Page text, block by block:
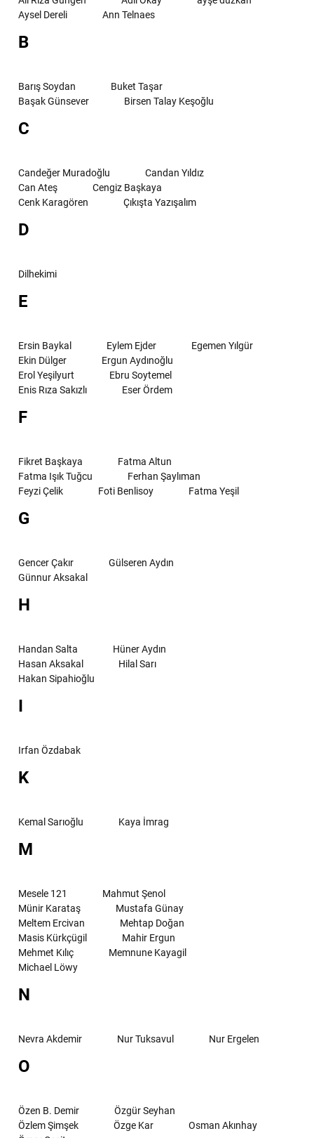
Aysel Dereli
Ann Telnaes
B
Barış Soydan
Buket Taşar
Başak Günsever
Birsen Talay Keşoğlu
C
Candeğer Muradoğlu
Candan Yıldız
Can Ateş
Cengiz Başkaya
Cenk Karagören
Çıkışta Yazışalım
D
Dilhekimi
E
Ersin Baykal Eylem Ejder
Egemen Yılgür
Ekin Dülger
Ergun Aydınoğlu
Erol Yeşilyurt
Ebru Soytemel
Enis Rıza Sakızlı
Eser Ördem
F
Fikret Başkaya
Fatma Altun
Fatma Işık Tuğcu
Ferhan Şaylıman
Feyzi Çelik
Foti Benlisoy Fatma Yeşil
G
Gencer Çakır
Gülseren Aydın
Günnur Aksakal
H
Handan Salta
Hüner Aydın
Hasan Aksakal
Hilal Sarı
Hakan Sipahioğlu
I
Irfan Özdabak
K
Kemal Sarıoğlu Kaya İmrag
M
Mesele 121
Mahmut Şenol
Münir Karataş
Mustafa Günay
Meltem Ercivan
Mehtap Doğan
Masis Kürkçügil
Mahir Ergun
Mehmet Kılıç
Memnune Kayagil
Michael Löwy
N
Nevra Akdemir Nur Tuksavul Nur Ergelen
O
Özen B. Demir
Özgür Seyhan
Özlem Şimşek
Özge Kar
Osman Akınhay